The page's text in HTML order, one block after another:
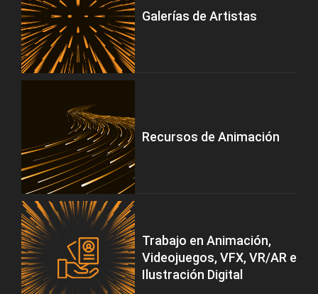
Galerías de Artistas
Recursos de Animación
Trabajo en Animación,
Videojuegos, VFX, VR/AR e
Ilustración Digital